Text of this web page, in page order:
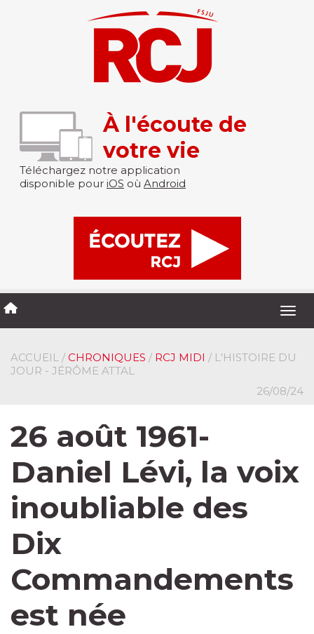
À l'écoute de
votre vie
Téléchargez notre application
disponible pour iOS où Android
ACCUEIL / CHRONIQUES / RCJ MIDI / L'HISTOIRE DU
JOUR - JÉRÔME ATTAL
26/08/24
26 août 1961-
Daniel Lévi, la voix
inoubliable des
Dix
Commandements
est née